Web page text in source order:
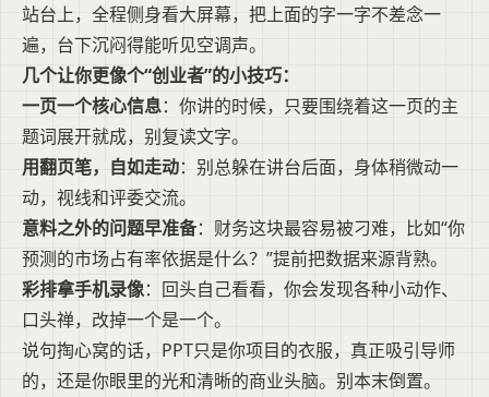
站台上，全程侧身看大屏幕，把上面的字一字不差念一
遍，台下沉闷得能听见空调声。
几个让你更像个“创业者”的小技巧：
一页一个核心信息：你讲的时候，只要围绕着这一页的主
题词展开就成，别复读文字。
用翻页笔，自如走动：别总躲在讲台后面，身体稍微动一
动，视线和评委交流。
意料之外的问题早准备：财务这块最容易被刁难，比如“你
预测的市场占有率依据是什么？”提前把数据来源背熟。
彩排拿手机录像：回头自己看看，你会发现各种小动作、
口头禅，改掉一个是一个。
说句掏心窝的话，PPT只是你项目的衣服，真正吸引导师
的，还是你眼里的光和清晰的商业头脑。别本末倒置。